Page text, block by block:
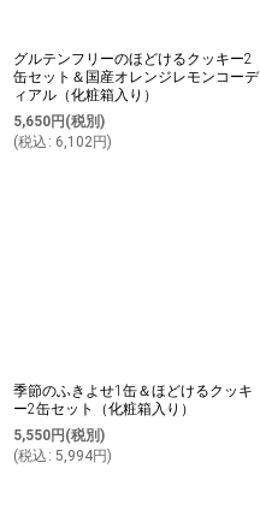
グルテンフリーのほどけるクッキー2
缶セット＆国産オレンジレモンコーデ
ィアル（化粧箱入り）
5,650円 (税別)
(税込 : 6,102円)
季節のふきよせ1缶＆ほどけるクッキ
ー2缶セット（化粧箱入り）
5,550円 (税別)
(税込 : 5,994円)